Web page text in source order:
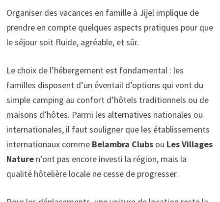
Organiser des vacances en famille à Jijel implique de
prendre en compte quelques aspects pratiques pour que
le séjour soit fluide, agréable, et sûr.
Le choix de l’hébergement est fondamental : les
familles disposent d’un éventail d’options qui vont du
simple camping au confort d’hôtels traditionnels ou de
maisons d’hôtes. Parmi les alternatives nationales ou
internationales, il faut souligner que les établissements
internationaux comme Belambra Clubsou Les Villages
Naturen’ont pas encore investi la région, mais la
qualité hôtelière locale ne cesse de progresser.